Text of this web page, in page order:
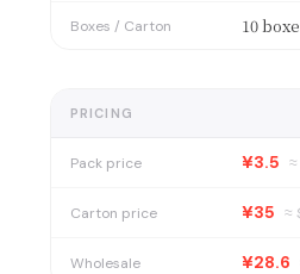
Boxes / Carton 10
PRICING
Pack price ¥3.5
Carton price ¥35 ≈
Wholesale ¥28.6